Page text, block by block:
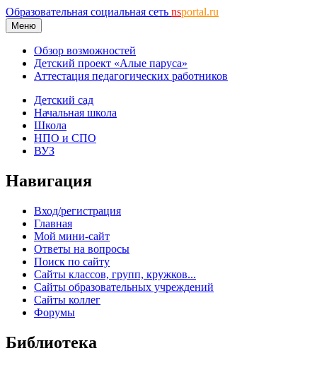
Образовательная социальная сеть nsportal.ru
Меню
Обзор возможностей
Детский проект «Алые паруса»
Аттестация педагогических работников
Детский сад
Начальная школа
Школа
НПО и СПО
ВУЗ
Навигация
Вход/регистрация
Главная
Мой мини-сайт
Ответы на вопросы
Поиск по сайту
Сайты классов, групп, кружков...
Сайты образовательных учреждений
Сайты коллег
Форумы
Библиотека